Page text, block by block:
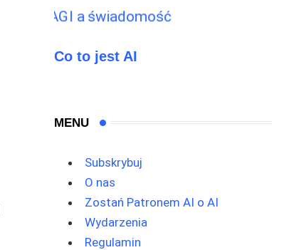
Co to jest AI
MENU
Subskrybuj
O nas
Zostań Patronem AI o AI
Wydarzenia
Regulamin